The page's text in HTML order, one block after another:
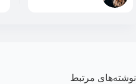
نوشته‌های مرتبط